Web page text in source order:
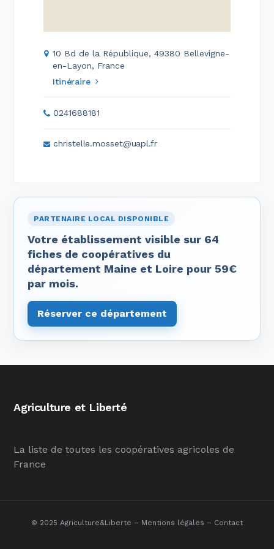
10 Bd de la République, 49380 Bellevigne-
en-Layon, France
Itinéraire
0241688181
christelle.mosset@uapl.fr
PARTENAIRE LOCAL DISPONIBLE
Votre établissement visible sur 64
fiches de coopératives du
département Maine et Loire pour 59€
par mois.
Réserver ce département
Agriculture et Liberté
La liste de toutes les coopératives agricoles de
France
© 2025 Agriculture&Liberte – Mentions légales – Contact